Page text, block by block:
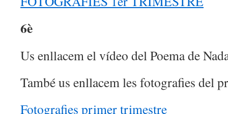
6è
Us enllacem el vídeo del Poema de
També us enllacem les fotografies del
Fotografies primer trimestre